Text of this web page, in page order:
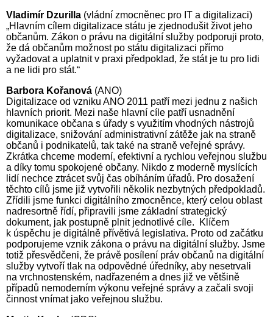
Vladimír Dzurilla (vládní zmocněnec pro IT a digitalizaci)
„Hlavním cílem digitalizace státu je zjednodušit život jeho
občanům. Zákon o právu na digitální služby podporuji proto,
že dá občanům možnost po státu digitalizaci přímo
vyžadovat a uplatnit v praxi předpoklad, že stát je tu pro lidi
a ne lidi pro stát.“
Barbora Kořanová (ANO)
Digitalizace od vzniku ANO 2011 patří mezi jednu z našich
hlavních priorit. Mezi naše hlavní cíle patří usnadnění
komunikace občana s úřady s využitím vhodných nástrojů
digitalizace, snižování administrativní zátěže jak na straně
občanů i podnikatelů, tak také na straně veřejné správy.
Zkrátka chceme moderní, efektivní a rychlou veřejnou službu
a díky tomu spokojené občany. Nikdo z moderně myslících
lidí nechce ztrácet svůj čas obíháním úřadů. Pro dosažení
těchto cílů jsme již vytvořili několik nezbytných předpokladů.
Zřídili jsme funkci digitálního zmocněnce, který celou oblast
nadresortně řídí, připravili jsme základní strategický
dokument, jak postupně plnit jednotlivé cíle. Klíčem
k úspěchu je digitálně přívětivá legislativa. Proto od začátku
podporujeme vznik zákona o právu na digitální služby. Jsme
totiž přesvědčeni, že právě posílení práv občanů na digitální
služby vytvoří tlak na odpovědné úředníky, aby nesetrvali
na vrchnostenském, nadřazeném a dnes již ve většině
případů nemoderním výkonu veřejné správy a začali svoji
činnost vnímat jako veřejnou službu.